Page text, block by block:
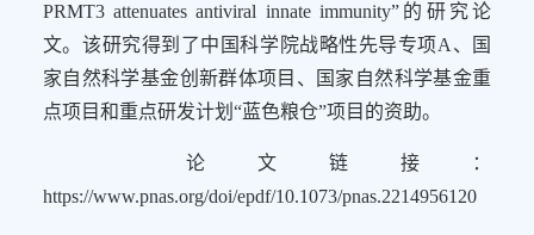
PRMT3 attenuates antiviral innate immunity”的研究论
文。该研究得到了中国科学院战略性先导专项A 、国
家自然科学基金创新群体项目、国家自然科学基金重
点项目和重点研发计划“蓝色粮仓”项目的资助。
论文链接：
https://www.pnas.org/doi/epdf/10.1073/pnas.2214956120